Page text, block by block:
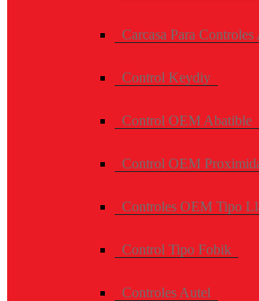
Carcasa Para Controles
Control Keydiy
Control OEM Abatible
Control OEM
Controles OEM Tipo
Control Tipo Fobik
Controles Autel